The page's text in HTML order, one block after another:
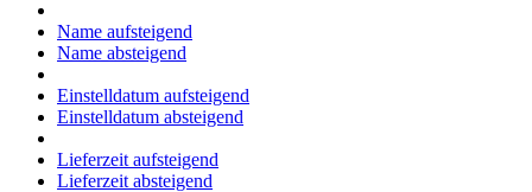
Name aufsteigend
Name absteigend
Einstelldatum aufsteigend
Einstelldatum absteigend
Lieferzeit aufsteigend
Lieferzeit absteigend